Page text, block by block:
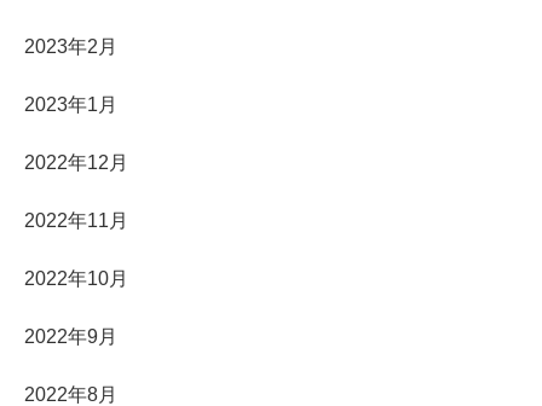
2023年2月
2023年1月
2022年12月
2022年11月
2022年10月
2022年9月
2022年8月